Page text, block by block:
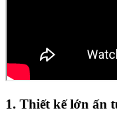
1. Thiết kế lớn ấn